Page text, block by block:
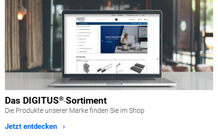
Das DIGITUS®-Sortiment
Die Produkte unserer Marke finden Sie im Shop
Jetzt entdecken ›